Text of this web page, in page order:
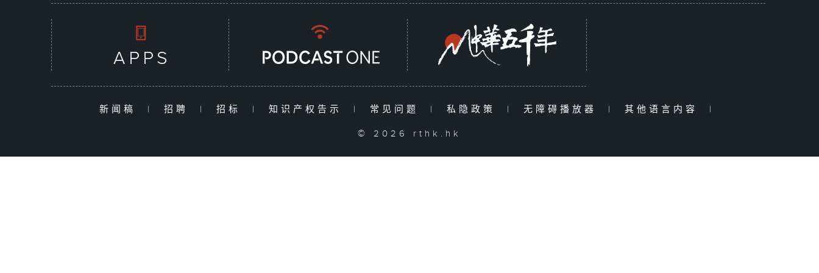
新闻稿 | 招聘 | 招标 | 知识产权告示 | 常见问题 | 私隐政策 | 无障碍播放器 | 其他语言内容 |
© 2026 rthk.hk